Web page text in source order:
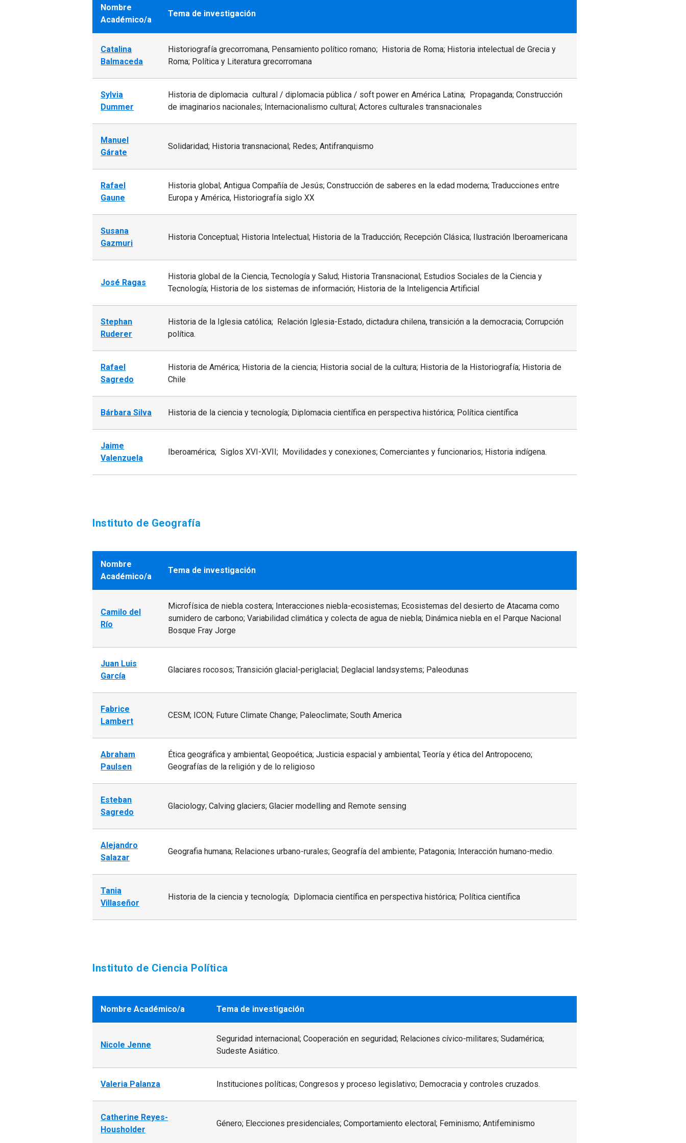
Nombre
Académico/a
Tema de investigación
Catalina
Balmaceda
Historiografía grecorromana, Pensamiento político romano; Historia de Roma; Historia intelectual de Grecia y
Roma; Política y Literatura grecorromana
Sylvia
Dummer
Historia de diplomacia cultural / diplomacia pública / soft power en América Latina; Propaganda; Construcción
de imaginarios nacionales; Internacionalismo cultural; Actores culturales transnacionales
Manuel
Gárate
Solidaridad; Historia transnacional; Redes; Antifranquismo
Rafael
Gaune
Historia global; Antigua Compañía de Jesús; Construcción de saberes en la edad moderna; Traducciones entre
Europa y América, Historiografía siglo XX
Susana
Gazmuri
Historia Conceptual; Historia Intelectual; Historia de la Traducción; Recepción Clásica; Ilustración Iberoamericana
José Ragas
Historia global de la Ciencia, Tecnología y Salud; Historia Transnacional; Estudios Sociales de la Ciencia y
Tecnología; Historia de los sistemas de información; Historia de la Inteligencia Artificial
Stephan
Ruderer
Historia de la Iglesia católica; Relación Iglesia-Estado, dictadura chilena, transición a la democracia; Corrupción
política.
Rafael
Sagredo
Historia de América; Historia de la ciencia; Historia social de la cultura; Historia de la Historiografía; Historia de
Chile
Bárbara Silva Historia de la ciencia y tecnología; Diplomacia científica en perspectiva histórica; Política científica
Jaime
Valenzuela
Iberoamérica; Siglos XVI-XVII; Movilidades y conexiones; Comerciantes y funcionarios; Historia indígena.
Instituto de Geografía
Nombre
Académico/a
Tema de investigación
Camilo del
Río
Microfísica de niebla costera; Interacciones niebla-ecosistemas; Ecosistemas del desierto de Atacama como
sumidero de carbono; Variabilidad climática y colecta de agua de niebla; Dinámica niebla en el Parque Nacional
Bosque Fray Jorge
Juan Luis
García
Glaciares rocosos; Transición glacial-periglacial; Deglacial landsystems; Paleodunas
Fabrice
Lambert
CESM; ICON; Future Climate Change; Paleoclimate; South America
Abraham
Paulsen
Ética geográfica y ambiental; Geopoética; Justicia espacial y ambiental; Teoría y ética del Antropoceno;
Geografías de la religión y de lo religioso
Esteban
Sagredo
Glaciology; Calving glaciers; Glacier modelling and Remote sensing
Alejandro
Salazar
Geografia humana; Relaciones urbano-rurales; Geografía del ambiente; Patagonia; Interacción humano-medio.
Tania
Villaseñor
Historia de la ciencia y tecnología; Diplomacia científica en perspectiva histórica; Política científica
Instituto de Ciencia Política
Nombre Académico/a Tema de investigación
Nicole Jenne
Seguridad internacional; Cooperación en seguridad; Relaciones cívico-militares; Sudamérica;
Sudeste Asiático.
Valeria Palanza Instituciones políticas; Congresos y proceso legislativo; Democracia y controles cruzados.
Catherine Reyes-
Housholder
Género; Elecciones presidenciales; Comportamiento electoral; Feminismo; Antifeminismo